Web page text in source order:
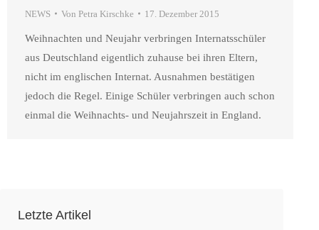
NEWS Von Petra Kirschke 17. Dezember 2015
Weihnachten und Neujahr verbringen Internatsschüler
aus Deutschland eigentlich zuhause bei ihren Eltern,
nicht im englischen Internat. Ausnahmen bestätigen
jedoch die Regel. Einige Schüler verbringen auch schon
einmal die Weihnachts- und Neujahrszeit in England.
Letzte Artikel